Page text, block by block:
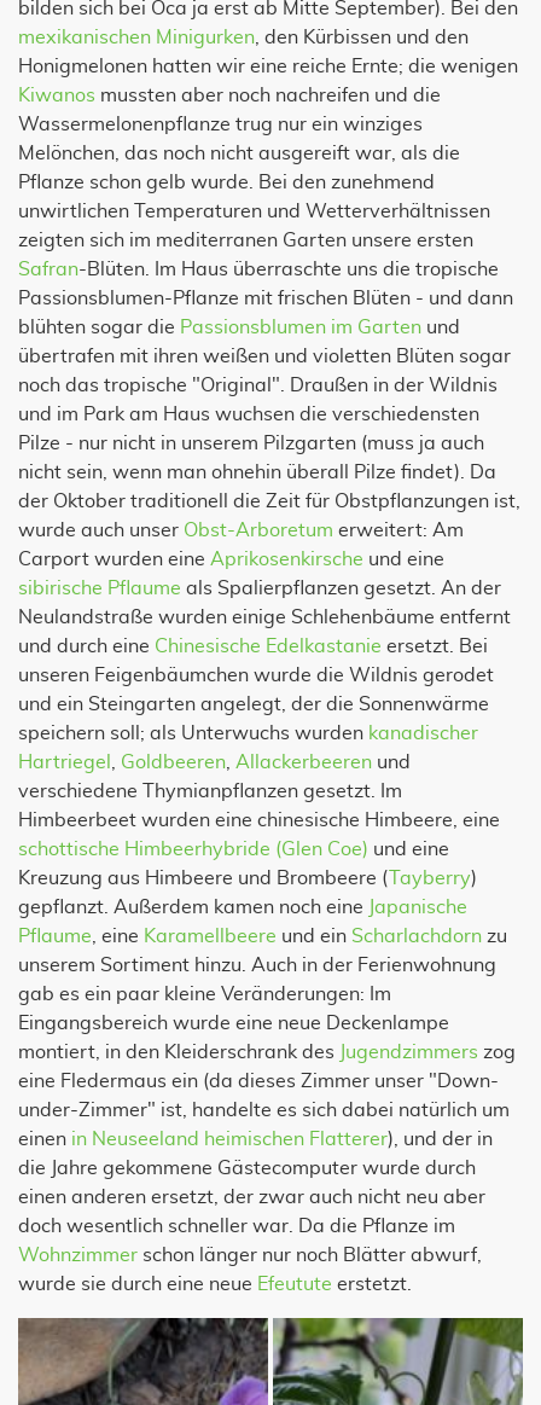
bilden sich bei Oca ja erst ab Mitte September). Bei den
mexikanischen Minigurken , den Kürbissen und den
Honigmelonen hatten wir eine reiche Ernte; die wenigen
Kiwanos mussten aber noch nachreifen und die
Wassermelonenpflanze trug nur ein winziges
Melönchen, das noch nicht ausgereift war, als die
Pflanze schon gelb wurde. Bei den zunehmend
unwirtlichen Temperaturen und Wetterverhältnissen
zeigten sich im mediterranen Garten unsere ersten
Safran-Blüten. Im Haus überraschte uns die tropische
Passionsblumen-Pflanze mit frischen Blüten - und dann
blühten sogar die Passionsblumen im Garten und
übertrafen mit ihren weißen und violetten Blüten sogar
noch das tropische "Original". Draußen in der Wildnis
und im Park am Haus wuchsen die verschiedensten
Pilze - nur nicht in unserem Pilzgarten (muss ja auch
nicht sein, wenn man ohnehin überall Pilze findet). Da
der Oktober traditionell die Zeit für Obstpflanzungen ist,
wurde auch unser Obst-Arboretum erweitert: Am
Carport wurden eine Aprikosenkirsche und eine
sibirische Pflaume als Spalierpflanzen gesetzt. An der
Neulandstraße wurden einige Schlehenbäume entfernt
und durch eine Chinesische Edelkastanie ersetzt. Bei
unseren Feigenbäumchen wurde die Wildnis gerodet
und ein Steingarten angelegt, der die Sonnenwärme
speichern soll; als Unterwuchs wurden kanadischer
Hartriegel
Goldbeeren Allackerbeeren und
verschiedene Thymianpflanzen gesetzt. Im
Himbeerbeet wurden eine chinesische Himbeere, eine
schottische Himbeerhybride (Glen Coe) und eine
Kreuzung aus Himbeere und Brombeere (
Tayberry)
gepflanzt. Außerdem kamen noch eine
Japanische
Pflaume , eine Karamellbeere und ein Scharlachdorn zu
unserem Sortiment hinzu. Auch in der Ferienwohnung
gab es ein paar kleine Veränderungen: Im
Eingangsbereich wurde eine neue Deckenlampe
montiert, in den Kleiderschrank des
Jugendzimmers zog
eine Fledermaus ein (da dieses Zimmer unser "Down-
under-Zimmer" ist, handelte es sich dabei natürlich um
einen in Neuseeland heimischen Flatterer), und der in
die Jahre gekommene Gästecomputer wurde durch
einen anderen ersetzt, der zwar auch nicht neu aber
doch wesentlich schneller war. Da die Pflanze im
Wohnzimmer schon länger nur noch Blätter abwurf,
wurde sie durch eine neue Efeutute erstetzt.